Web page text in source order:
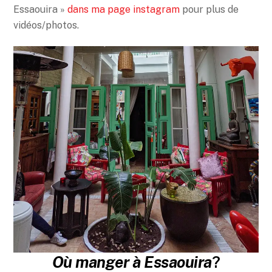
Essaouira »dans ma page instagram pour plus de
vidéos/photos.
Où manger à Essaouira?